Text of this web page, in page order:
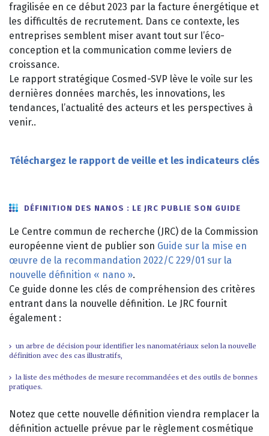
fragilisée en ce début 2023 par la facture énergétique et
les difficultés de recrutement. Dans ce contexte, les
entreprises semblent miser avant tout sur l’éco-
conception et la communication comme leviers de
croissance.
Le rapport stratégique Cosmed-SVP lève le voile sur les
dernières données marchés, les innovations, les
tendances, l’actualité des acteurs et les perspectives à
venir..
Téléchargez le rapport de veille et les indicateurs clés
DÉFINITION DES NANOS : LE JRC PUBLIE SON GUIDE
Le Centre commun de recherche (JRC) de la Commission
européenne vient de publier son Guide sur la mise en
œuvre de la recommandation 2022/C 229/01 sur la
nouvelle définition « nano ».
Ce guide donne les clés de compréhension des critères
entrant dans la nouvelle définition. Le JRC fournit
également :
un arbre de décision pour identifier les nanomatériaux selon la nouvelle
définition avec des cas illustratifs,
la liste des méthodes de mesure recommandées et des outils de bonnes
pratiques.
Notez que cette nouvelle définition viendra remplacer la
définition actuelle prévue par le règlement cosmétique